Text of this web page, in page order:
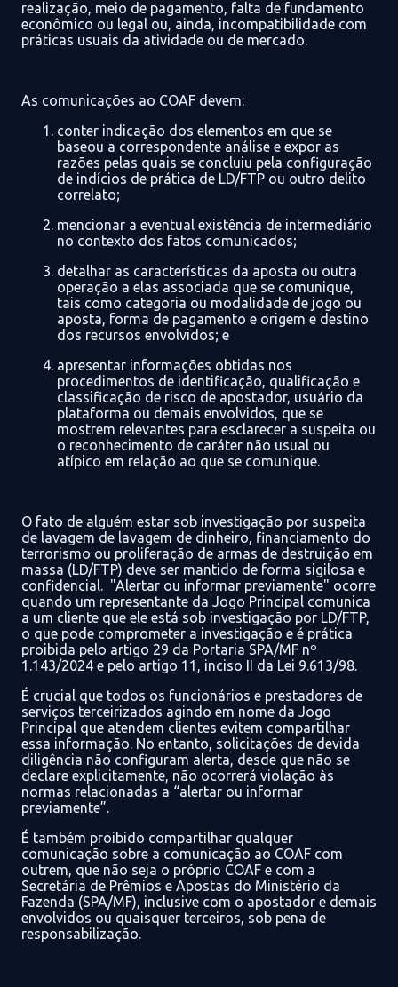
realização, meio de pagamento, falta de fundamento
econômico ou legal ou, ainda, incompatibilidade com
práticas usuais da atividade ou de mercado.
As comunicações ao COAF devem:
conter indicação dos elementos em que se
baseou a correspondente análise e expor as
razões pelas quais se concluiu pela configuração
de indícios de prática de LD/FTP ou outro delito
correlato;
mencionar a eventual existência de intermediário
no contexto dos fatos comunicados;
detalhar as características da aposta ou outra
operação a elas associada que se comunique,
tais como categoria ou modalidade de jogo ou
aposta, forma de pagamento e origem e destino
dos recursos envolvidos; e
apresentar informações obtidas nos
procedimentos de identificação, qualificação e
classificação de risco de apostador, usuário da
plataforma ou demais envolvidos, que se
mostrem relevantes para esclarecer a suspeita ou
o reconhecimento de caráter não usual ou
atípico em relação ao que se comunique.
O fato de alguém estar sob investigação por suspeita
de lavagem de lavagem de dinheiro, financiamento do
terrorismo ou proliferação de armas de destruição em
massa (LD/FTP) deve ser mantido de forma sigilosa e
confidencial. "Alertar ou informar previamente" ocorre
quando um representante da Jogo Principal comunica
a um cliente que ele está sob investigação por LD/FTP,
o que pode comprometer a investigação e é prática
proibida pelo artigo 29 da Portaria SPA/MF nº
1.143/2024 e pelo artigo 11, inciso II da Lei 9.613/98.
É crucial que todos os funcionários e prestadores de
serviços terceirizados agindo em nome da Jogo
Principal que atendem clientes evitem compartilhar
essa informação. No entanto, solicitações de devida
diligência não configuram alerta, desde que não se
declare explicitamente, não ocorrerá violação às
normas relacionadas a “alertar ou informar
previamente”.
É também proibido compartilhar qualquer
comunicação sobre a comunicação ao COAF com
outrem, que não seja o próprio COAF e com a
Secretária de Prêmios e Apostas do Ministério da
Fazenda (SPA/MF), inclusive com o apostador e demais
envolvidos ou quaisquer terceiros, sob pena de
responsabilização.